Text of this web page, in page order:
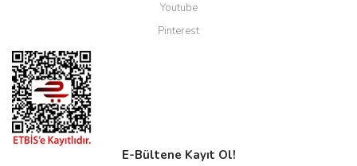
Youtube
Pinterest
E-Bültene Kayıt Ol!